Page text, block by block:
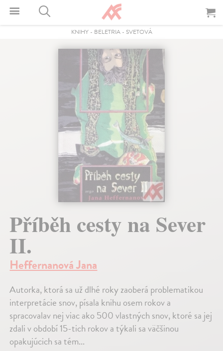
KNIHY- BELETRIA- SVETOVÁ
Příběh cesty na Sever
II.
Heffernanová Jana
Autorka, ktorá sa už dlhé roky zaoberá problematikou
interpretácie snov, písala knihu osem rokov a
spracovalav nej viac ako 500 vlastných snov, ktoré sa jej
zdali v období 15-tich rokov a týkali sa väčšinou
opakujúcich sa tém...